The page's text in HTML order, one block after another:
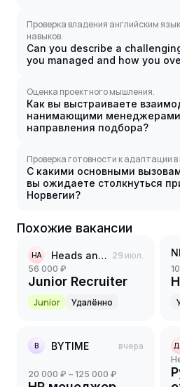
Проверка владения английским
навыков.
Can you describe a
you managed and how you
Оценка проектного мышления.
Как вы выстраиваете
нанимающими менеджерами
направления подбора?
Проверка готовности к адаптации в
С какими основными
вы ожидаете столкнуться
Норвегии?
Похожие вакансии
HA Heads and Hearts 29 июл.
56 000 ₽
Junior Recruiter
Junior Удалённо
B BYTIME вчера
20 000 ₽ – 125 000 ₽